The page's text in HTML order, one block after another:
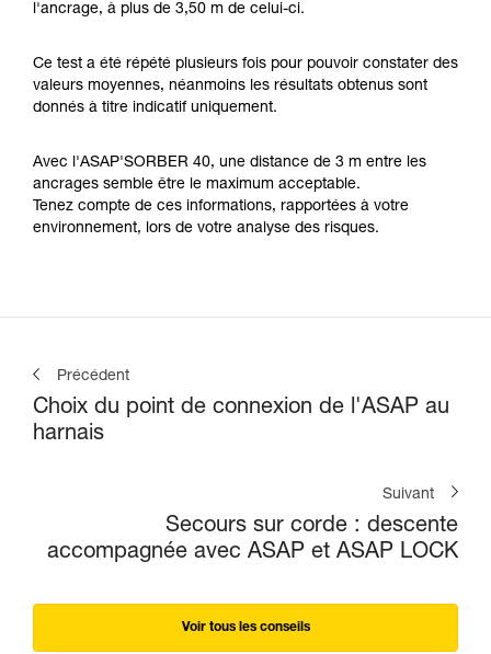
l'ancrage, à plus de 3,50 m de celui-ci.
Ce test a été répété plusieurs fois pour pouvoir constater des
valeurs moyennes, néanmoins les résultats obtenus sont
donnés à titre indicatif uniquement.
Avec l'ASAP'SORBER 40, une distance de 3 m entre les
ancrages semble être le maximum acceptable.
Tenez compte de ces informations, rapportées à votre
environnement, lors de votre analyse des risques.
Précédent
Choix du point de connexion de l'ASAP au
harnais
Suivant
Secours sur corde : descente
accompagnée avec ASAP et ASAP LOCK
Voir tous les conseils